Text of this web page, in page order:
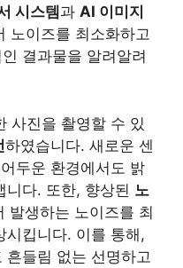
시스템과 AI 이미지
노이즈를 최소화하고
결과물을 알려알려
사진을 촬영할 수 있
하였습니다. 새로운 센
두운 환경에서도 밝
니다. 또한, 향상된 노
발생하는 노이즈를 최
시킵니다. 이를 통해,
들림 없는 선명하고